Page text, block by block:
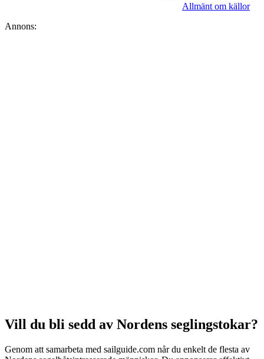
Allmänt om källor
Annons:
Vill du bli sedd av Nordens seglingstokar?
Genom att samarbeta med sailguide.com når du enkelt de flesta av